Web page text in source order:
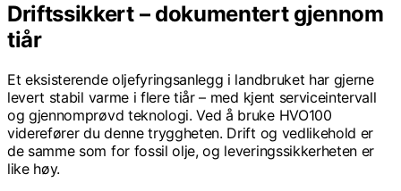
Driftssikkert – dokumentert gjennom
tiår
Et eksisterende oljefyringsanlegg i landbruket har gjerne
levert stabil varme i flere tiår – med kjent serviceintervall
og gjennomprøvd teknologi. Ved å bruke HVO100
viderefører du denne tryggheten. Drift og vedlikehold er
de samme som for fossil olje, og leveringssikkerheten er
like høy.